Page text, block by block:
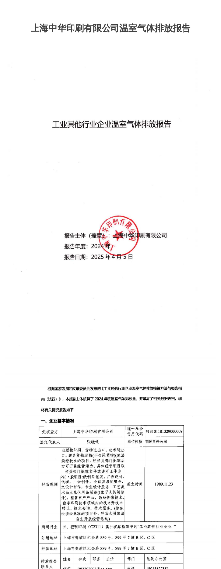
上海中华印刷有限公司温室气体排放报告